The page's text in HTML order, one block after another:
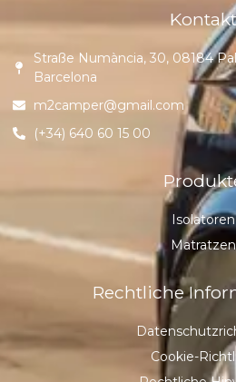
Kontakt
Straße Numància, 30, 08184
Barcelona
m2camper@gmail.com
(+34) 640 60 15 00
Isolatoren
Matratzen
Rechtliche
Cookie-